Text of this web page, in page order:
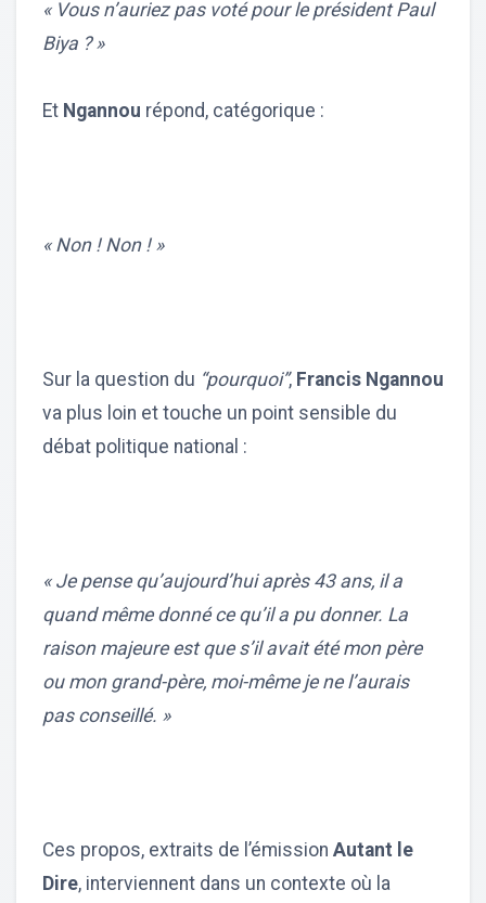
« Vous n’auriez pas voté pour le président Paul
Biya ? »
Et Ngannou répond, catégorique :
« Non ! Non ! »
Sur la question du “pourquoi”, Francis Ngannou
va plus loin et touche un point sensible du
débat politique national :
« Je pense qu’aujourd’hui après 43 ans, il a
quand même donné ce qu’il a pu donner. La
raison majeure est que s’il avait été mon père
ou mon grand-père, moi-même je ne l’aurais
pas conseillé. »
Ces propos, extraits de l’émission Autant le
Dire, interviennent dans un contexte où la